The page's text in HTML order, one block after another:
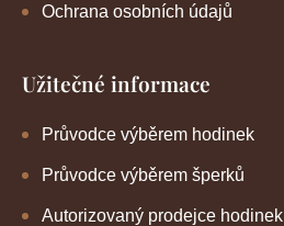
Ochrana osobních údajů
Užitečné informace
Průvodce výběrem hodinek
Průvodce výběrem šperků
Autorizovaný prodejce hodinek